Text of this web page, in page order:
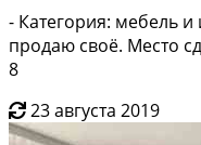
- Категория: мебель
продаю своё. Место
8
23 августа 2019